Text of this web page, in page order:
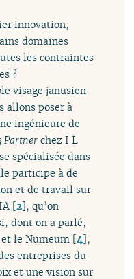
innovation,
domaines
les contraintes
?
visage janusien
allons poser à
ingénieure de
Partner chez I L
spécialisée dans
participe à de
et de travail sur
[2], qu’on
dont on a parlé,
et le Numeum [4],
entreprises du
et une vision sur